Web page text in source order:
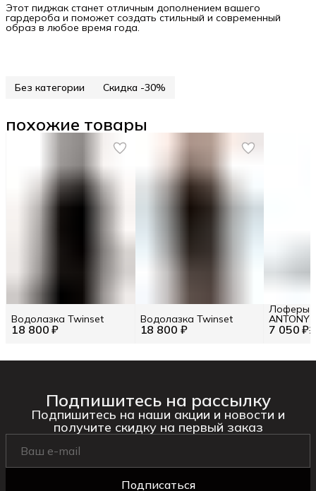
Этот пиджак станет отличным дополнением вашего
гардероба и поможет создать стильный и современный
образ в любое время года.
Без категории Скидка -30%
похожие товары
18 800 ₽
Водолазка Twinset
18 800 ₽
Водолазка Twinset
7 050 ₽
Лоферы
ANTONY
40.5 / EU
Подпишитесь на рассылку
Подпишитесь на наши акции и новости и
получите скидку на первый заказ
Подписаться